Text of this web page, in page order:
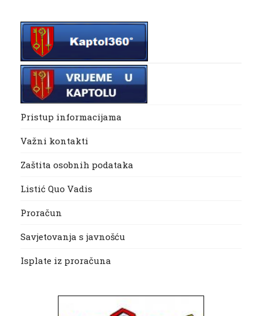
Pristup informacijama
Važni kontakti
Zaštita osobnih podataka
Listić Quo Vadis
Proračun
Savjetovanja s javnošću
Isplate iz proračuna